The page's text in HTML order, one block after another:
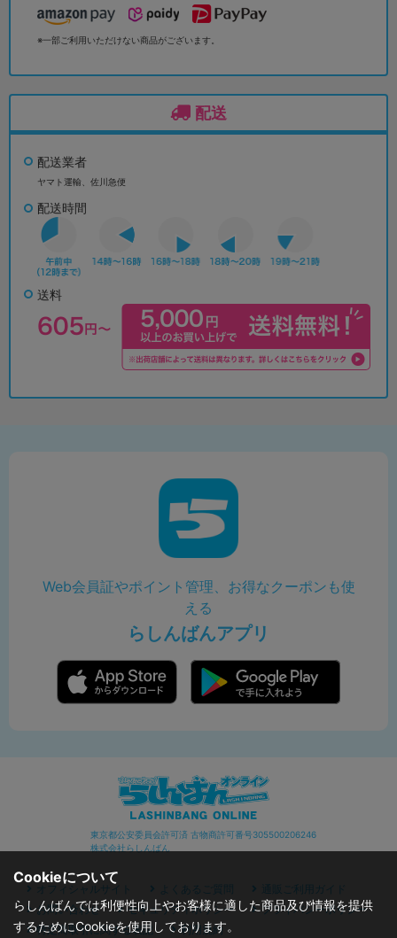
※一部ご利用いただけない商品がございます。
配送
配送業者
ヤマト運輸、佐川急便
配送時間
送料
Web会員証やポイント管理、お得なクーポンも使
える
らしんばんアプリ
東京都公安委員会許可済 古物商許可番号305500206246
株式会社らしんばん
オフィシャルサイト よくあるご質問
通販ご利用ガイド
お問い合わせ
セキュリティポリシー
プライバシーポリシー
特定商取引に関する表記
利用規約
Cookieについて
らしんばんでは利便性向上やお客様に適した商品及び情報を提供
するためにCookieを使用しております。